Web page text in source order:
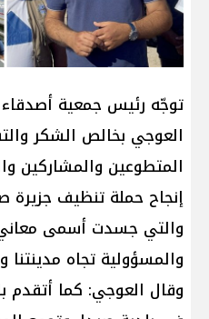
توجّه رئيس جمعية
العوجي بخالص الشكر
المتطوعين
إنجاح حملة تنظيف جزيرة
والتي جسدت أسمى معاني
والمسؤولية تجاه مدينتنا
وقال العوجي: كما أتقدم